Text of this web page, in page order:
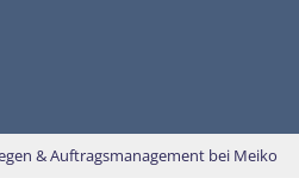
& Auftragsmanagement bei Meiko